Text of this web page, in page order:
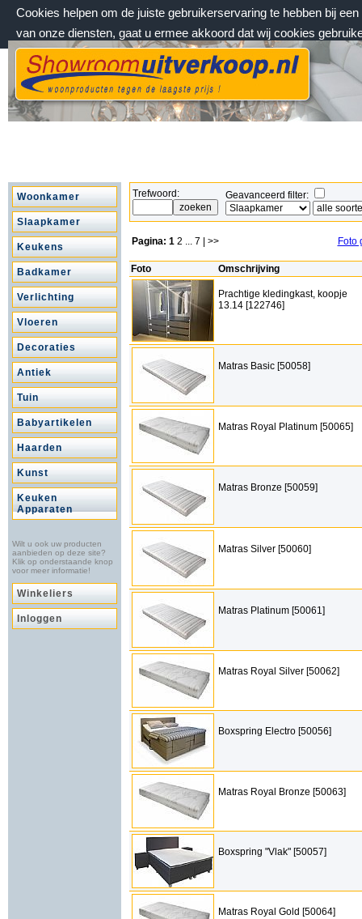
Cookies helpen om de juiste gebruikerservaring te hebben bij
van onze diensten, gaat u ermee akkoord dat wij cookies
maandag 10 augustus 2026, 13:08 uur
Welkom bij Showroomuitverkoop.nl
Woonkamer
Slaapkamer
Keukens
Badkamer
Verlichting
Vloeren
Decoraties
Antiek
Tuin
Babyartikelen
Haarden
Kunst
Keuken
Apparaten
Wilt u ook uw producten
aanbieden op deze site?
Klik op onderstaande knop
voor meer informatie!
Winkeliers
Inloggen
Trefwoord: Geavanceerd filter:
Pagina: 1 2 ... 7 | >> Foto
Foto Omschrijving
Prachtige kledingkast, koopje
13.14 [122746]
Matras Basic [50058]
Matras Royal Platinum [50065]
Matras Bronze [50059]
Matras Silver [50060]
Matras Platinum [50061]
Matras Royal Silver [50062]
Boxspring Electro [50056]
Matras Royal Bronze [50063]
Boxspring "Vlak" [50057]
Matras Royal Gold [50064]